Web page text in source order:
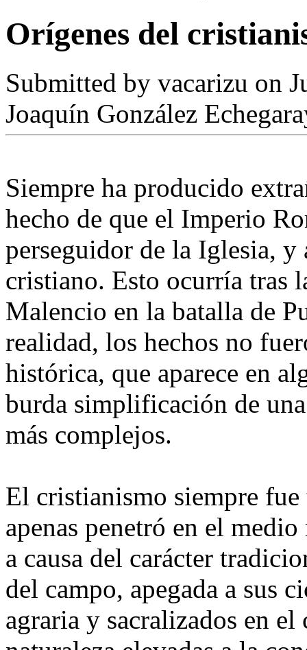
Orígenes del
Submitted by vacarizu on
Joaquín González
Siempre ha producido
hecho de que el Imperio
perseguidor de la Iglesia, y
cristiano. Esto ocurría tras
Malencio en la batalla de
realidad, los hechos no
histórica, que aparece en
burda simplificación de
más complejos.
El cristianismo siempre
apenas penetró en el
a causa del carácter
del campo, apegada a sus
agraria y sacralizados en